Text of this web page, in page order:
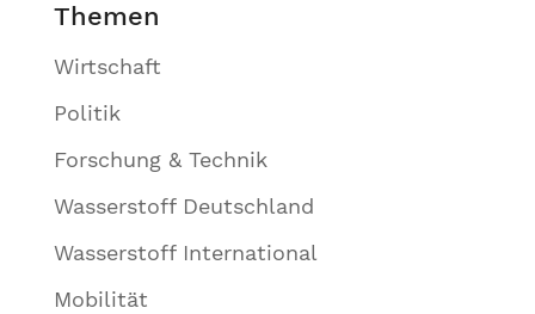
Themen
Wirtschaft
Politik
Forschung & Technik
Wasserstoff Deutschland
Wasserstoff International
Mobilität